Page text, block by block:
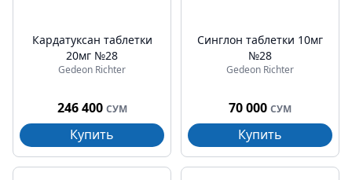
Кардатуксан таблетки
20мг №28
Gedeon Richter
246 400 СУМ
Купить
Синглон таблетки 10мг
№28
Gedeon Richter
70 000 СУМ
Купить